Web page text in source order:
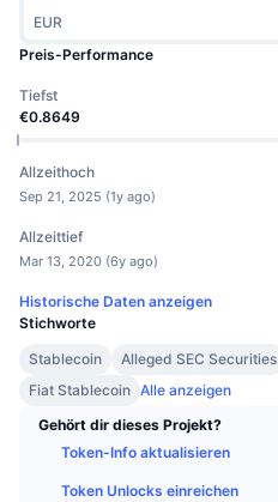
EUR
Preis-Performance
Tiefst
€0.8649
Allzeithoch
Sep 21, 2025 (1y ago)
Allzeittief
Mar 13, 2020 (6y ago)
Historische Daten anzeigen
Stichworte
Stablecoin
Alleged SEC Securities
Fiat Stablecoin Alle anzeigen
Gehört dir dieses Projekt?
Token-Info aktualisieren
Token Unlocks einreichen